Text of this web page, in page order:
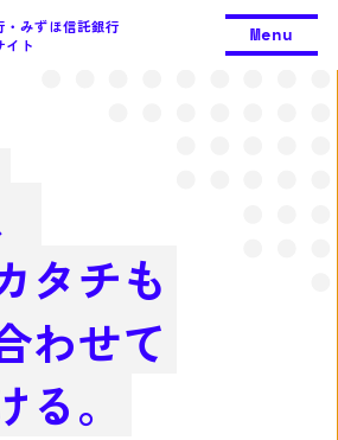
・みずほ信託銀行
イト
Menu
タチも
わせて
。